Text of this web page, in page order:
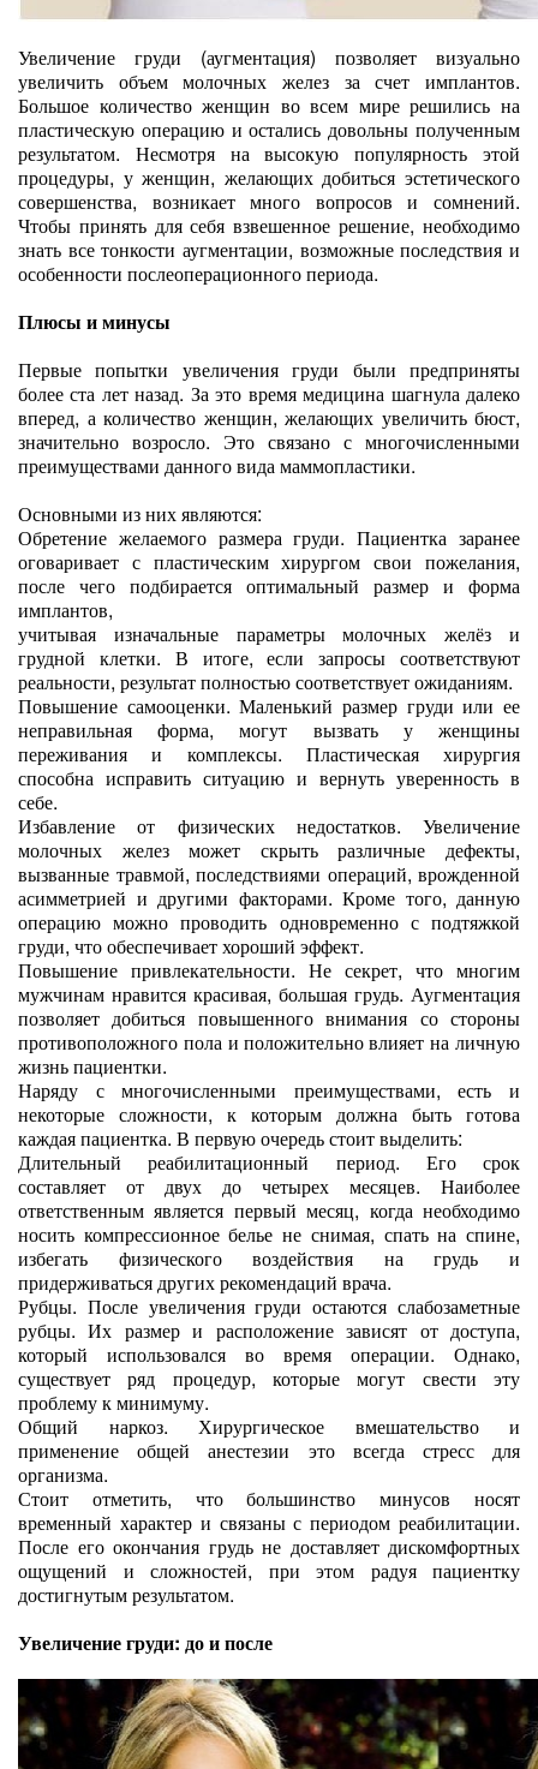
Увеличение груди (аугментация) позволяет визуально
увеличить объем молочных желез за счет имплантов.
Большое количество женщин во всем мире решились на
пластическую операцию и остались довольны полученным
результатом. Несмотря на высокую популярность этой
процедуры, у женщин, желающих добиться эстетического
совершенства, возникает много вопросов и сомнений.
Чтобы принять для себя взвешенное решение, необходимо
знать все тонкости аугментации, возможные последствия и
особенности послеоперационного периода.
Плюсы и минусы
Первые попытки увеличения груди были предприняты
более ста лет назад. За это время медицина шагнула далеко
вперед, а количество женщин, желающих увеличить бюст,
значительно возросло. Это связано с многочисленными
преимуществами данного вида маммопластики.
Основными из них являются:
Обретение желаемого размера груди. Пациентка заранее
оговаривает с пластическим хирургом свои пожелания,
после чего подбирается оптимальный размер и форма
имплантов,
учитывая изначальные параметры молочных желёз и
грудной клетки. В итоге, если запросы соответствуют
реальности, результат полностью соответствует ожиданиям.
Повышение самооценки. Маленький размер груди или ее
неправильная форма, могут вызвать у женщины
переживания и комплексы. Пластическая хирургия
способна исправить ситуацию и вернуть уверенность в
себе.
Избавление от физических недостатков. Увеличение
молочных желез может скрыть различные дефекты,
вызванные травмой, последствиями операций, врожденной
асимметрией и другими факторами. Кроме того, данную
операцию можно проводить одновременно с подтяжкой
груди, что обеспечивает хороший эффект.
Повышение привлекательности. Не секрет, что многим
мужчинам нравится красивая, большая грудь. Аугментация
позволяет добиться повышенного внимания со стороны
противоположного пола и положительно влияет на личную
жизнь пациентки.
Наряду с многочисленными преимуществами, есть и
некоторые сложности, к которым должна быть готова
каждая пациентка. В первую очередь стоит выделить:
Длительный реабилитационный период. Его срок
составляет от двух до четырех месяцев. Наиболее
ответственным является первый месяц, когда необходимо
носить компрессионное белье не снимая, спать на спине,
избегать физического воздействия на грудь и
придерживаться других рекомендаций врача.
Рубцы. После увеличения груди остаются слабозаметные
рубцы. Их размер и расположение зависят от доступа,
который использовался во время операции. Однако,
существует ряд процедур, которые могут свести эту
проблему к минимуму.
Общий наркоз. Хирургическое вмешательство и
применение общей анестезии это всегда стресс для
организма.
Стоит отметить, что большинство минусов носят
временный характер и связаны с периодом реабилитации.
После его окончания грудь не доставляет дискомфортных
ощущений и сложностей, при этом радуя пациентку
достигнутым результатом.
Увеличение груди: до и после